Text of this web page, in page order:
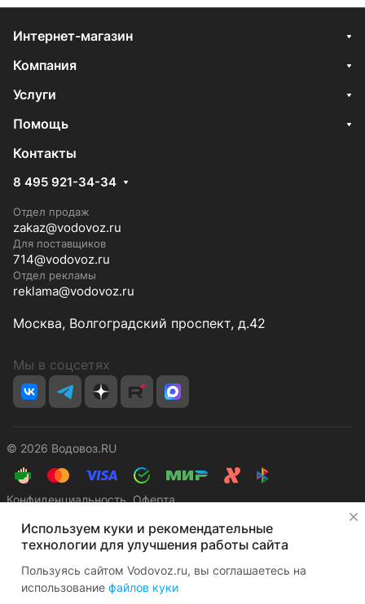
Интернет-магазин
Компания
Услуги
Помощь
Контакты
8 495 921-34-34
Отдел продаж
zakaz@vodovoz.ru
Для поставщиков
714@vodovoz.ru
Отдел рекламы
reklama@vodovoz.ru
Москва, Волгоградский проспект, д.42
Мы в соцсетях
© 2026 Водовоз.RU
КонфиденциальностьОферта
Используем куки и рекомендательные
технологии для улучшения работы сайта
Пользуясь сайтом Vodovoz.ru, вы соглашаетесь на
использование файлов куки